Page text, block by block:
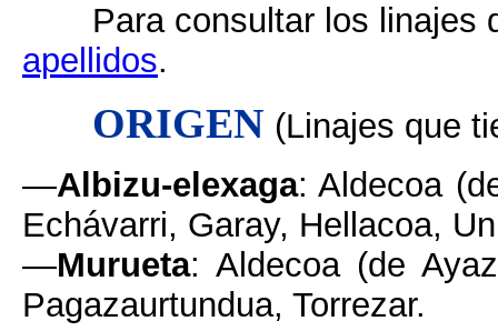
Para consultar los linajes
apellidos.
ORIGEN (Linajes que
—Albizu-elexaga: Aldecoa
Echávarri, Garay, Hellacoa,
—Murueta: Aldecoa (de
Pagazaurtundua, Torrezar.